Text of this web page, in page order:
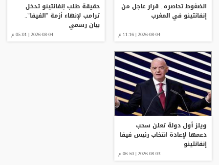
الضغوط تحاصره.. قرار عاجل من
إنفانتينو في المغرب
2026-08-04 | 11:16 م
حقيقة طلب إنفانتينو تدخل
ترامب لإنهاء أزمة "الفيفا"..
بيان رسمي
2026-08-04 | 05:01 م
ويلز أول دولة تعلن سحب
دعمها لإعادة انتخاب رئيس فيفا
إنفانتينو
2026-08-03 | 06:50 م